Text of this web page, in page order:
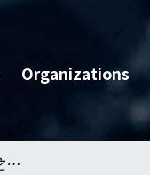
Organizations
海外直接投資融資方式之金融效應分析